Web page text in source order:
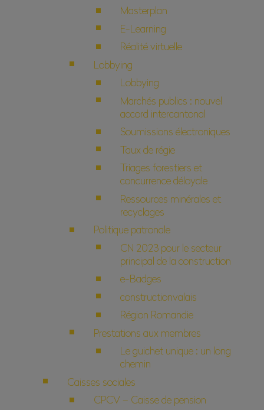
Masterplan
E-Learning
Réalité virtuelle
Lobbying
Lobbying
Marchés publics : nouvel
accord intercantonal
Soumissions électroniques
Taux de régie
Triages forestiers et
concurrence déloyale
Ressources minérales et
recyclages
Politique patronale
CN 2023 pour le secteur
principal de la construction
e-Badges
constructionvalais
Région Romandie
Prestations aux membres
Le guichet unique : un long
chemin
Caisses sociales
CPCV – Caisse de pension